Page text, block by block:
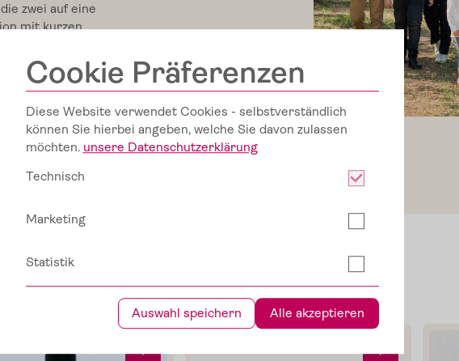
zwei auf eine
mit kurzen
auch ein Slow
viele Jahre, dazu
Oliven und
wohl die
zelebrierten
-Dazu passt auch
+ +
Cookie Präferenzen
Diese Website verwendet Cookies - selbstverständlich
können Sie hierbei angeben, welche Sie davon zulassen
möchten. unsere Datenschutzerklärung
Technisch
Marketing
Statistik
Auswahl speichern Alle akzeptieren
M
ei
n
Li
e
bli
n
g:
S
o
n
n
e
n
g
e
k
üsst
e
T
o
m
at
e
n v
o
n
D
e
C
arl
o
Die Pomodorini und das Tomaten-Olivenöl zum
Verfeinern von Pasta, Fisch oder Grillgemüse.
Im Shop ansehen